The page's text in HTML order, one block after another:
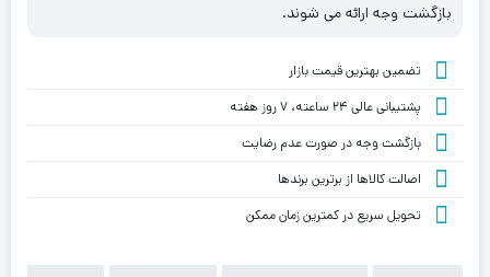
بازگشت وجه ارائه می شوند.
تضمین بهترین قیمت بازار
پشتیبانی عالی ۲۴ ساعته، ۷ روز هفته
بازگشت وجه در صورت عدم رضایت
اصالت کالاها از برترین برندها
تحویل سریع در کمترین زمان ممکن